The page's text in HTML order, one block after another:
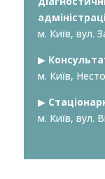
м. Київ, вул.
▶︎
м. Київ,
▶︎
м. Київ, вул.